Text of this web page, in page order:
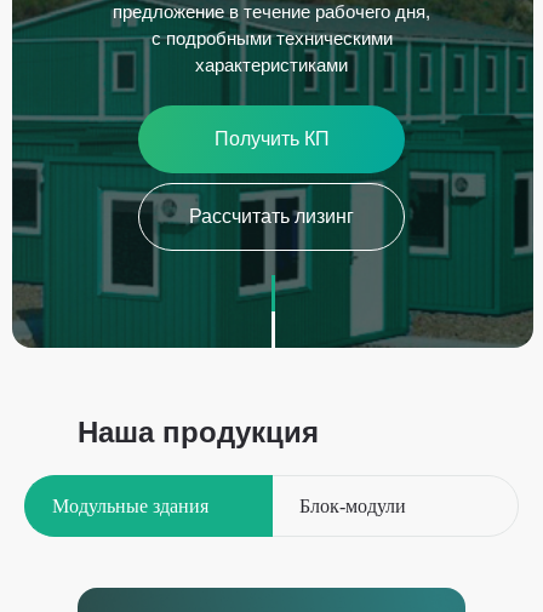
предложение в течение рабочего дня,
с подробными техническими
характеристиками
Получить КП
Рассчитать лизинг
Наша продукция
Модульные здания Блок-модули